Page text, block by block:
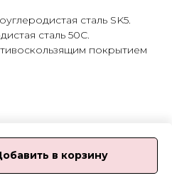
в корзину
сталь SK5.
сталь 50С.
покрытием